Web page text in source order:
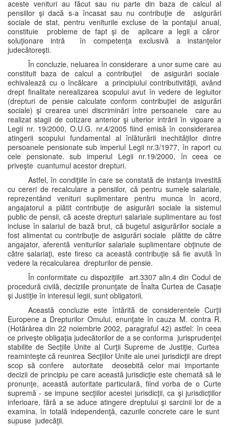
aceste venituri au făcut sau nu parte din baza de calcul al
pensiilor şi dacă s-a încasat sau nu contribuţie de asigurări
sociale de stat, pentru veniturile excluse de la pontajul anual,
constituie probleme de fapt şi de aplicare a legii a căror
soluţionare intră în competenţa exclusivă a instanţelor
judecătoreşti.
În concluzie, neluarea în considerare a unor sume care au
constituit baza de calcul a contribuţiei de asigurări sociale
echivalează cu o încălcare a principiului contributivităţii, având
drept finalitate nerealizarea scopului avut în vedere de legiuitor
(drepturi de pensie calculate conform contribuţiei de asigurări
sociale) şi crearea unei discriminări între persoanele care au
realizat stagii de cotizare anterior şi ulterior intrării în vigoare a
Legii nr. 19/2000, O.U.G. nr.4/2005 fiind emisă în considerarea
atingerii scopului fundamental al înlăturării inechităţilor dintre
persoanele pensionate sub imperiul Legii nr.3/1977, în raport cu
cele pensionate. sub imperiul Legii nr.19/2000, în ceea ce
priveşte cuantumul acestor drepturi.
Astfel, în condiţiile în care se constată de instanţa investită
cu cereri de recalculare a pensiilor, că pentru sumele salariale,
reprezentând venituri suplimentare pentru munca în acord,
angajatorul a plătit contribuţie de asigurări sociale la sistemul
public de pensii, că aceste drepturi salariale suplimentare au fost
incluse în salariul de bază brut, că bugetul asigurărilor sociale a
fost alimentat cu contribuţie de asigurări sociale plătite de către
angajator, aferentă veniturilor salariale suplimentare obţinute de
către salariaţi, este firesc ca această contribuţie să fie avută în
vedere la recalcularea drepturilor de pensie.
În conformitate cu dispoziţiile art.3307 alin.4 din Codul de
procedură civilă, deciziile pronunţate de Înalta Curtea de Casaţie
şi Justiţie în interesul legii, sunt obligatorii.
Această concluzie este întărită de considerentele Curţii
Europene a Drepturilor Omului, enunţate în cauza M. contra R.
(Hotărârea din 22 noiembrie 2002, paragraful 42) astfel: în ceea
ce priveşte obligaţia judecătorilor de a se conforma jurisprudenţei
stabilite de Secţiile Unite al Curţii Supreme de Justiţie, Curtea
reaminteşte că reunirea Secţiilor Unite ale unei jurisdicţii are drept
scop să confere autoritate deosebită celor mai importante
decizii de principiu pe care această jurisdicţie este chemată să le
pronunţe, această autoritate particulară, fiind vorba de o Curte
supremă - se impune secţiilor acestei jurisdicţii, ca şi jurisdicţiilor
inferioare, fără a se aduce atingere dreptului şi sarcinii lor de a
examina, în totală independenţă, cazurile concrete care le sunt
supuse judecăţii.